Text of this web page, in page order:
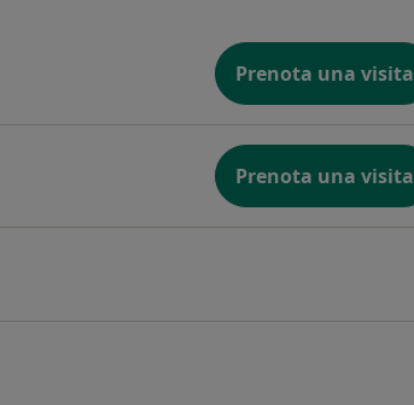
Prenota una visita
Prenota una visita